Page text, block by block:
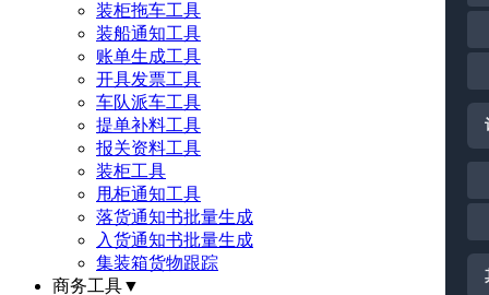
装柜拖车工具
装船通知工具
账单生成工具
开具发票工具
车队派车工具
提单补料工具
报关资料工具
装柜工具
甩柜通知工具
落货通知书批量生成
入货通知书批量生成
集装箱货物跟踪
商务工具▼